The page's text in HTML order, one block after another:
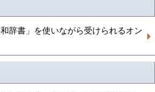
辞書」を使いながら受けられるオン